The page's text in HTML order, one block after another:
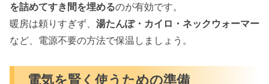
を詰めてすき間を埋めるのが有効です。
暖房は頼りすぎず、 湯たんぽ・カイロ・ネックウォーマー
など、電源不要の方法で保温しましょう。
電気を賢く使うための準備